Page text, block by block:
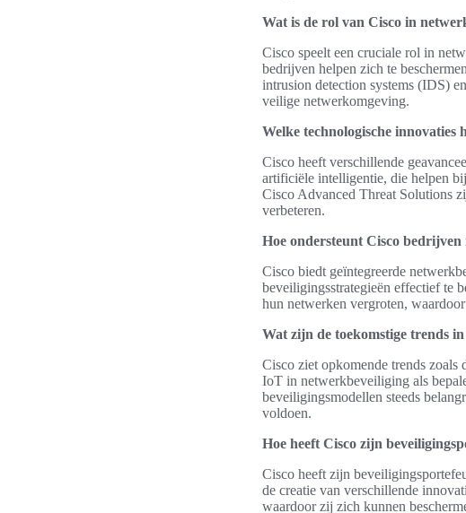
Wat is de rol van Cisco in
Cisco speelt een cruciale rol in
bedrijven helpen zich te
intrusion detection systems (IDS)
veilige netwerkomgeving.
Welke technologische innovaties
Cisco heeft verschillende
artificiële intelligentie, die helpen
Cisco Advanced Threat Solutions
verbeteren.
Hoe ondersteunt Cisco bedrijven
Cisco biedt geïntegreerde
beveiligingsstrategieën effectief te
hun netwerken vergroten,
Wat zijn de toekomstige trends
Cisco ziet opkomende trends zoals
IoT in netwerkbeveiliging als
beveiligingsmodellen steeds
voldoen.
Hoe heeft Cisco zijn
Cisco heeft zijn
de creatie van verschillende
waardoor zij zich kunnen